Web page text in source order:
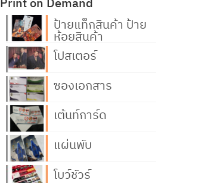
ป้ายแท็กสินค้า ป้าย
ห้อยสินค้า
โปสเตอร์
ซองเอกสาร
เต้นท์การ์ด
แผ่นพับ
โบว์ชัวร์